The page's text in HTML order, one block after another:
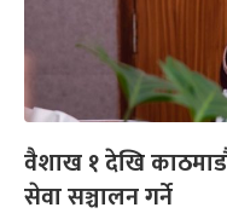
वैशाख १ देखि
सेवा सञ्चालन गर्ने